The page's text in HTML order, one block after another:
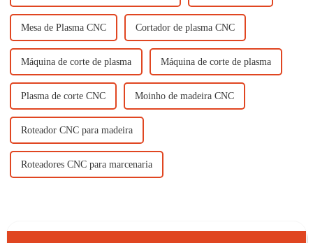
Mesa de Plasma CNC Cortador de plasma CNC
Máquina de corte de plasma Máquina de corte de plasma
Plasma de corte CNC Moinho de madeira CNC
Roteador CNC para madeira
Roteadores CNC para marcenaria